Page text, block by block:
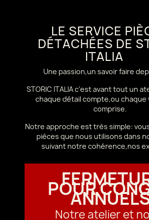
LE SERVICE
DÉTACHÉES DE
ITALIA
Une passion,un savoir faire
STORIC ITALIA c'est avant tout un
chaque détail compte,ou
comprise.
Notre approche est très simple:
pièces que nous utilisons dans
suivant notre cohérence,nos
POUR
Notre atelier et